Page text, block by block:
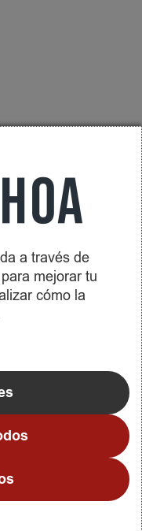
a través de
mejorar tu
cómo la